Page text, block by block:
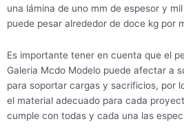
una lámina de uno mm de espesor y
puede pesar alrededor de doce kg por
Es importante tener en cuenta que el
Galeria Mcdo Modelo puede afectar a
para soportar cargas y sacrificios, por
el material adecuado para cada
cumple con todas y cada una las